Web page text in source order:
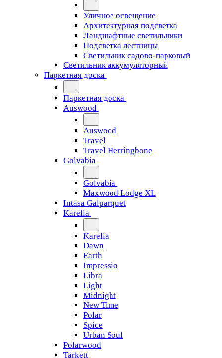
Уличное освещение
Архитектурная подсветка
Ландшафтные светильники
Подсветка лестницы
Светильник садово-парковый
Светильник аккумуляторный
Паркетная доска
Паркетная доска
Auswood
Auswood
Travel
Travel Herringbone
Golvabia
Golvabia
Maxwood Lodge XL
Intasa Galparquet
Karelia
Karelia
Dawn
Earth
Impressio
Libra
Light
Midnight
New Time
Polar
Spice
Urban Soul
Polarwood
Tarkett